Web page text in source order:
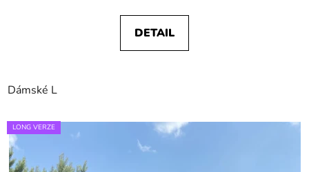
DETAIL
Dámské L
LONG VERZE